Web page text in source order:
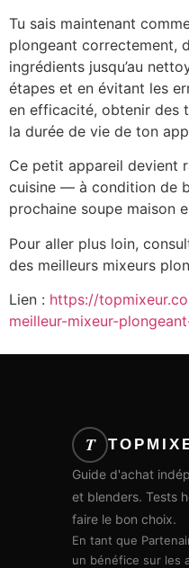
Tu sais maintenant
plongeant correctement,
ingrédients jusqu’au
étapes et en évitant les
en efficacité, obtenir des
la durée de vie de ton
Ce petit appareil devient
cuisine — à condition de
prochaine soupe maison
Pour aller plus loin,
des meilleurs mixeurs
Lien : https://
meilleur-mixeur-
T
Guide d'achat
et blenders. Tests
faire le bon choix.
En tant que
un bénéfice sur les